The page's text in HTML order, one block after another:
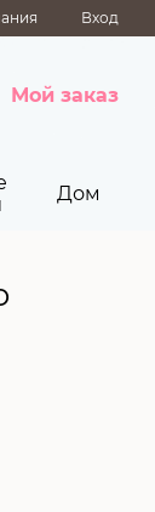
Вход
Мой заказ
Дом